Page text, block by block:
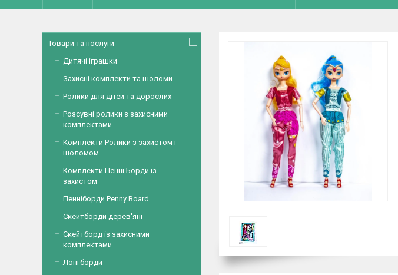
Товари та послуги
Дитячі іграшки
Захисні комплекти та шоломи
Ролики для дітей та дорослих
Розсувні ролики з захисними
комплектами
Комплекти Ролики з захистом і
шоломом
Комплекти Пенні Борди із
захистом
Пенніборди Penny Board
Скейтборди дерев'яні
Скейтборд із захисними
комплектами
Лонгборди